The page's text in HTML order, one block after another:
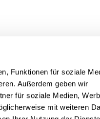
Funktionen für soziale
Außerdem geben wir
für soziale Medien,
mit weiteren